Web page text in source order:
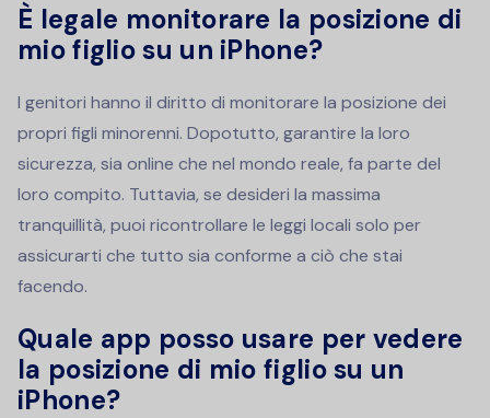
È legale monitorare la posizione di
mio figlio su un iPhone?
I genitori hanno il diritto di monitorare la posizione dei
propri figli minorenni. Dopotutto, garantire la loro
sicurezza, sia online che nel mondo reale, fa parte del
loro compito. Tuttavia, se desideri la massima
tranquillità, puoi ricontrollare le leggi locali solo per
assicurarti che tutto sia conforme a ciò che stai
facendo.
Quale app posso usare per vedere
la posizione di mio figlio su un
iPhone?